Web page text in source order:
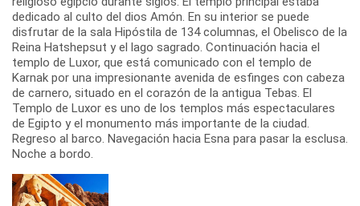
dedicado al culto del dios Amón. En su interior se puede
disfrutar de la sala Hipóstila de 134 columnas, el Obelisco de la
Reina Hatshepsut y el lago sagrado. Continuación hacia el
templo de Luxor, que está comunicado con el templo de
Karnak por una impresionante avenida de esfinges con cabeza
de carnero, situado en el corazón de la antigua Tebas. El
Templo de Luxor es uno de los templos más espectaculares
de Egipto y el monumento más importante de la ciudad.
Regreso al barco. Navegación hacia Esna para pasar la esclusa.
Noche a bordo.